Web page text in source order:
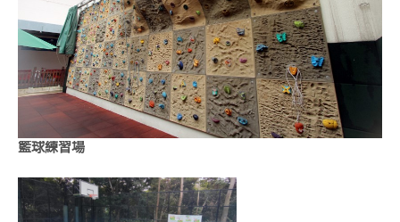
籃球練習場